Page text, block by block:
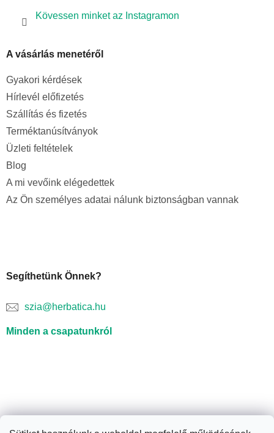
Kövessen minket az Instagramon
A vásárlás menetéről
Gyakori kérdések
Hírlevél előfizetés
Szállítás és fizetés
Terméktanúsítványok
Üzleti feltételek
Blog
A mi vevőink elégedettek
Az Ön személyes adatai nálunk biztonságban vannak
Segíthetünk Önnek?
szia@herbatica.hu
Minden a csapatunkról